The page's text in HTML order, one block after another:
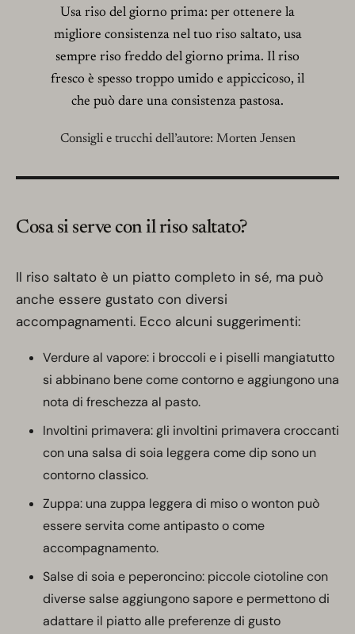
Usa riso del giorno prima: per ottenere la
migliore consistenza nel tuo riso saltato, usa
sempre riso freddo del giorno prima. Il riso
fresco è spesso troppo umido e appiccicoso, il
che può dare una consistenza pastosa.
Consigli e trucchi dell’autore: Morten Jensen
Cosa si serve con il riso saltato?
Il riso saltato è un piatto completo in sé, ma può
anche essere gustato con diversi
accompagnamenti. Ecco alcuni suggerimenti:
Verdure al vapore: i broccoli e i piselli mangiatutto
si abbinano bene come contorno e aggiungono una
nota di freschezza al pasto.
Involtini primavera: gli involtini primavera croccanti
con una salsa di soia leggera come dip sono un
contorno classico.
Zuppa: una zuppa leggera di miso o wonton può
essere servita come antipasto o come
accompagnamento.
Salse di soia e peperoncino: piccole ciotoline con
diverse salse aggiungono sapore e permettono di
adattare il piatto alle preferenze di gusto